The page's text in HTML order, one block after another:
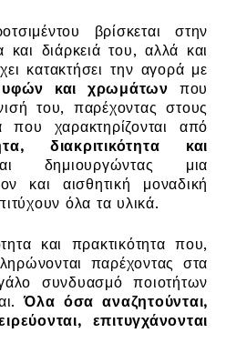
βρίσκεται στην
διάρκειά του, αλλά και
κατακτήσει την αγορά με
υφών και χρωμάτων που
του, παρέχοντας στους
που χαρακτηρίζονται από
διακριτικότητα και
δημιουργώντας μια
και αισθητική μοναδική
όλα τα υλικά.
και πρακτικότητα που,
παρέχοντας στα
συνδυασμό ποιοτήτων
Όλα όσα αναζητούνται,
επιτυγχάνονται